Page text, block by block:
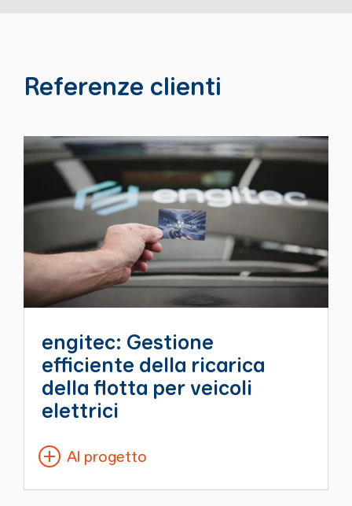
Referenze clienti
engitec: Gestione
efficiente della ricarica
della flotta per veicoli
elettrici
Al progetto